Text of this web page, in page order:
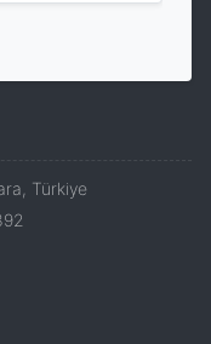
Türkiye